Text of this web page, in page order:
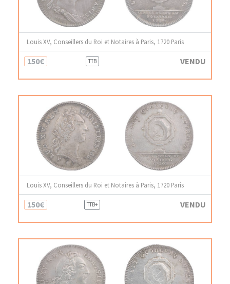
Louis XV, Conseillers du Roi et Notaires à Paris, 1720 Paris
150€ TTB VENDU
Louis XV, Conseillers du Roi et Notaires à Paris, 1720 Paris
150€ TTB+ VENDU